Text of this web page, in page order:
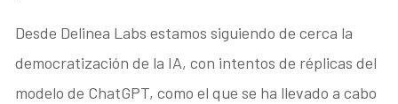
Desde Delinea Labs estamos siguiendo de cerca la
democratización de la IA, con intentos de réplicas del
modelo de ChatGPT, como el que se ha llevado a cabo